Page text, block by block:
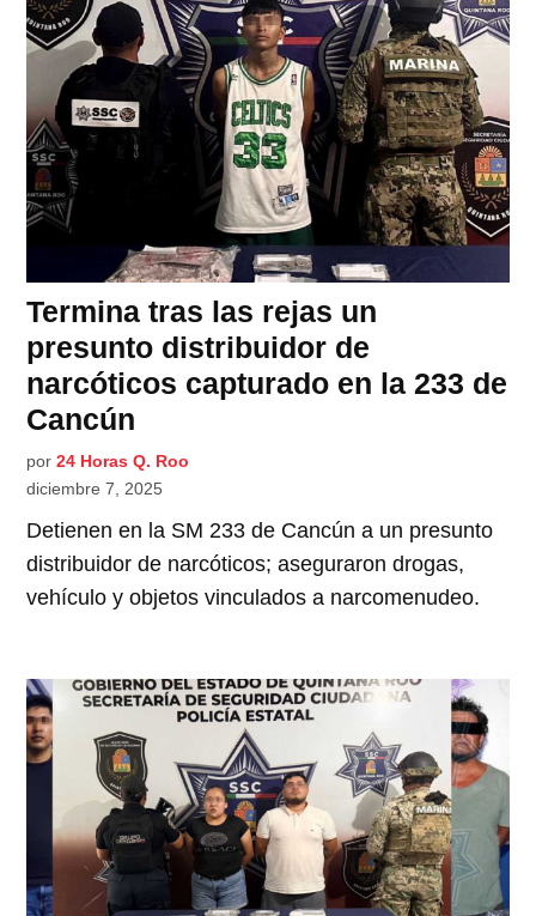
Termina tras las rejas un
presunto distribuidor de
narcóticos capturado en la 233 de
Cancún
por 24 Horas Q. Roo
diciembre 7, 2025
Detienen en la SM 233 de Cancún a un presunto
distribuidor de narcóticos; aseguraron drogas,
vehículo y objetos vinculados a narcomenudeo.